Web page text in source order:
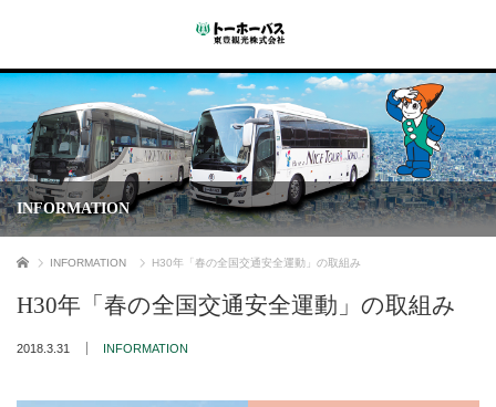
INFORMATION
ホーム INFORMATION H30年「春の全国交通安全運動」の取組み
H30年「春の全国交通安全運動」の取組み
2018.3.31 INFORMATION